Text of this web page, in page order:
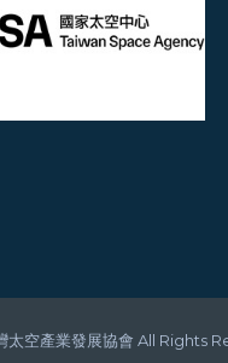
太空產業發展協會 All Rights